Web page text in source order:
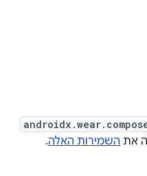
השמירות האלה.